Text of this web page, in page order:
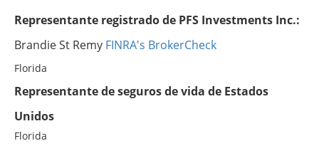
Representante registrado de PFS Investments Inc.:
Brandie St Remy FINRA's BrokerCheck
Florida
Representante de seguros de vida de Estados
Unidos
Florida